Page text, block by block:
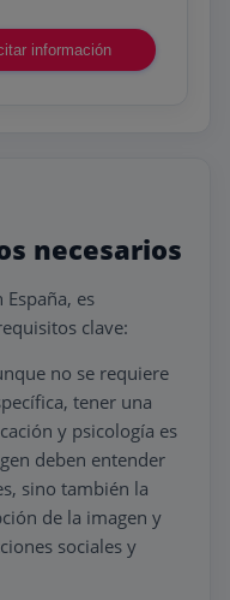
información
necesarios
es
clave:
no se requiere
tener una
y psicología es
deben entender
sino también la
de la imagen y
sociales y